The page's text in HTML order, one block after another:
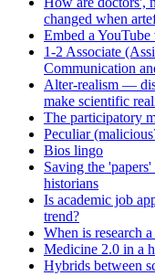
changed when
Embed a
1-2 Associate
Communication
Alter-realism —
make scientific
The participatory
Peculiar
Bios lingo
Saving the
historians
Is academic job
trend?
When is research
Medicine 2.0 in a
Hybrids between